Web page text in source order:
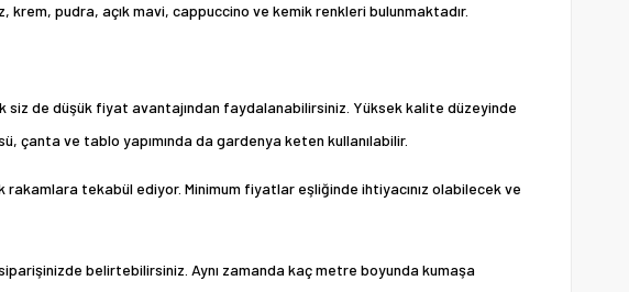
krem, pudra, açık mavi, cappuccino ve kemik renkleri bulunmaktadır.
de düşük fiyat avantajından faydalanabilirsiniz. Yüksek kalite düzeyinde
çanta ve tablo yapımında da gardenya keten kullanılabilir.
tekabül ediyor. Minimum fiyatlar eşliğinde ihtiyacınız olabilecek ve
belirtebilirsiniz. Aynı zamanda kaç metre boyunda kumaşa